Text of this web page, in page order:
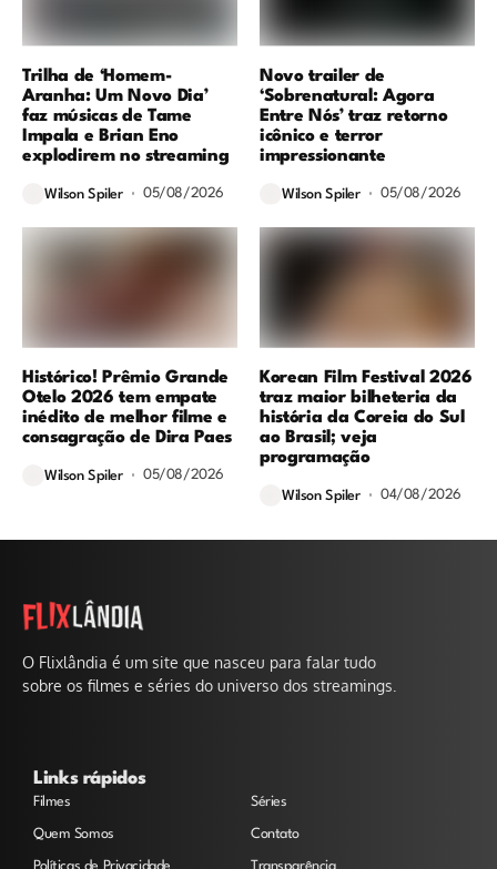
Trilha de ‘Homem-
Aranha: Um Novo Dia’
faz músicas de Tame
Impala e Brian Eno
explodirem no streaming
Wilson Spiler 05/08/2026
Novo trailer de
‘Sobrenatural: Agora
Entre Nós’ traz retorno
icônico e terror
impressionante
Wilson Spiler 05/08/2026
Histórico! Prêmio Grande
Otelo 2026 tem empate
inédito de melhor filme e
consagração de Dira Paes
Wilson Spiler 05/08/2026
Korean Film Festival 2026
traz maior bilheteria da
história da Coreia do Sul
ao Brasil; veja
programação
Wilson Spiler 04/08/2026
O Flixlândia é um site que nasceu para falar tudo
sobre os filmes e séries do universo dos streamings.
Links rápidos
Filmes Séries
Quem Somos Contato